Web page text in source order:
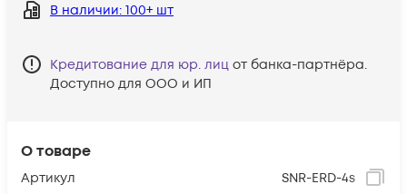
О товаре
Артикул
SNR-ERD-4s
В наличии: 100+ шт
Кредитование для юр. лиц от банка-партнёра.
Доступно для ООО и ИП